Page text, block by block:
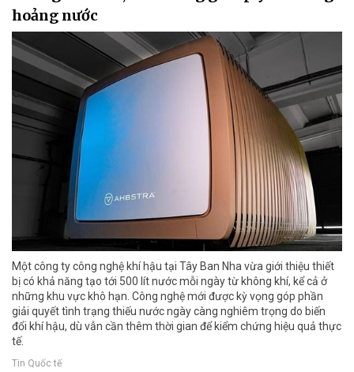
hoảng nước
Một công ty công nghệ khí hậu tại Tây Ban Nha vừa giới thiệu thiết
bị có khả năng tạo tới 500 lít nước mỗi ngày từ không khí, kể cả ở
những khu vực khô hạn. Công nghệ mới được kỳ vọng góp phần
giải quyết tình trạng thiếu nước ngày càng nghiêm trọng do biến
đổi khí hậu, dù vẫn cần thêm thời gian để kiểm chứng hiệu quả thực
tế.
Tin Quốc tế